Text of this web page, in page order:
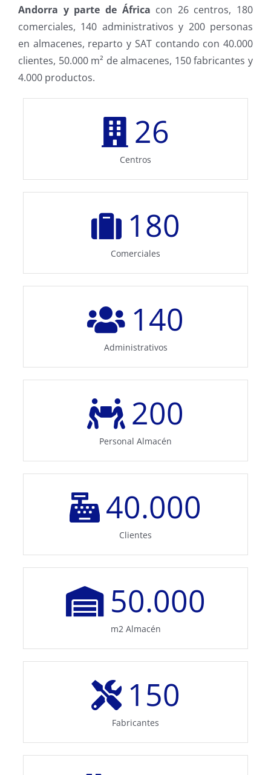
Andorra y parte de África con 26 centros, 180
comerciales, 140 administrativos y 200 personas
en almacenes, reparto y SAT contando con 40.000
clientes, 50.000 m² de almacenes, 150 fabricantes y
4.000 productos.
26
Centros
180
Comerciales
140
Administrativos
200
Personal Almacén
40.000
Clientes
50.000
m2 Almacén
150
Fabricantes